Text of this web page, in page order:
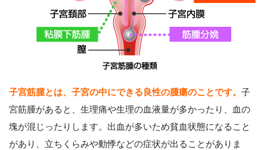
子宮筋腫とは、子宮の中にできる良性の腫瘍のことです。 子
宮筋腫があると、生理痛や生理の血液量が多かったり、血の
塊が混じったりします。出血が多いため貧血状態になること
があり、立ちくらみや動悸などの症状が出ることがありま